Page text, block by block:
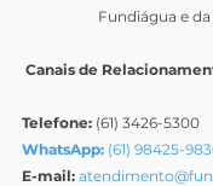
Fundiágua e
Canais de
Telefone: (61) 3426-5300
WhatsApp: (61) 98425-
E-mail: